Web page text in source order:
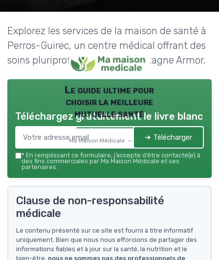
Explorez les services de la maison de santé à
Perros-Guirec, un centre médical offrant des
soins pluriprofessionnels en Bretagne Armor.
Le guide ultime pour
choisir la meilleure
mutuelle santé
Ma Maison Médicale — 2026
Téléchargez gratuitement le livre blanc
➔ Télécharger
* En remplissant ce formulaire, j’accepte d’être contacté(e) à
des fins commerciales par Ma Maison Médicale et ses
partenaires.
Clause de non-responsabilité
médicale
Le contenu présenté sur ce site est fourni à titre informatif
uniquement. Bien que nous nous efforcions de partager des
informations fiables et à jour sur la santé, la nutrition et le
bien-être, nous ne sommes pas des professionnels de